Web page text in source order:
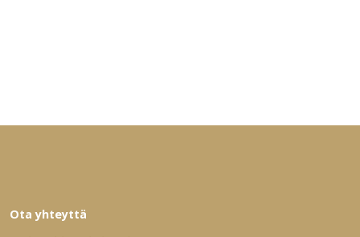
Ota yhteyttä